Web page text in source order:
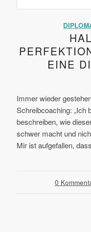
EINE
Immer wieder
Schreibcoaching: „Ich
beschreiben, wie
schwer macht und
Mir ist aufgefallen,
0 /